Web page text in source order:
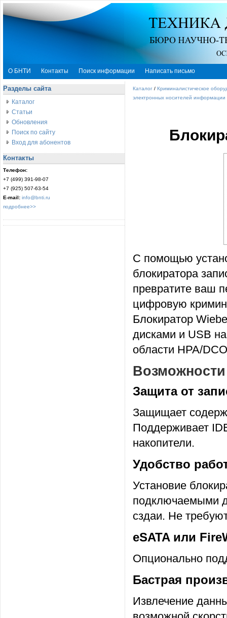
О БНТИ Контакты Поиск информации Написать письмо
Разделы сайта
Каталог
Статьи
Обновления
Поиск по сайту
Вход для абонентов
Контакты
Телефон:
+7 (499) 391-98-07
+7 (925) 507-63-54
E-mail: info@bnti.ru
подробнее>>
Каталог / Криминалистическое
электронных носителей информации
С помощью
блокиратора
превратите ваш
цифровую
Блокиратор
дисками и USB
области HPA/
Защита от
Защищает
Поддерживает
накопители.
Удобство
Установие
подключаемыми
сздаи. Не
eSATA или
Опционально
Бастрая
Извлечение